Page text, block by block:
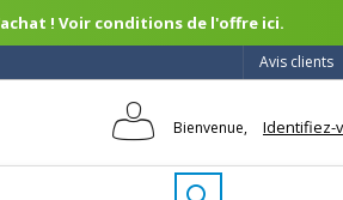
! Voir conditions de l'offre ici.
Avis clients
Bienvenue, Identifiez-